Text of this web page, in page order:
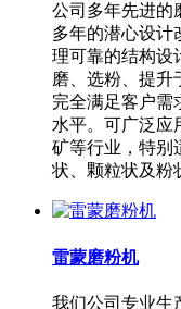
公司多年先进的
多年的潜心设计
理可靠的结构设
磨、选粉、提升
完全满足客户需
水平。可广泛应
矿等行业，特别
状、颗粒状及粉
雷蒙磨粉机
我们公司专业生